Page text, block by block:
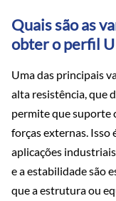
Quais são as
obter o perfil
Uma das principais
alta resistência, que
permite que suporte
forças externas.
aplicações
e a estabilidade são
que a estrutura ou